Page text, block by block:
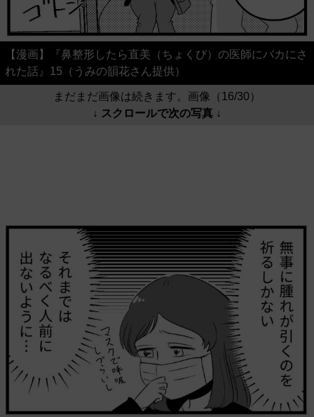
【漫画】『鼻整形したら直美（ちょくび）の医師にバカにさ
れた話』15（うみの韻花さん提供）
まだまだ画像は続きます。画像（16/30）
↓ スクロールで次の写真 ↓